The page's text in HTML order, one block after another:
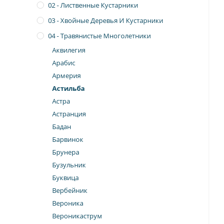
02 - Лиственные Кустарники
03 - Хвойные Деревья И Кустарники
04 - Травянистые Многолетники
Аквилегия
Арабис
Армерия
Астильба
Астра
Астранция
Бадан
Барвинок
Брунера
Бузульник
Буквица
Вербейник
Вероника
Вероникаструм